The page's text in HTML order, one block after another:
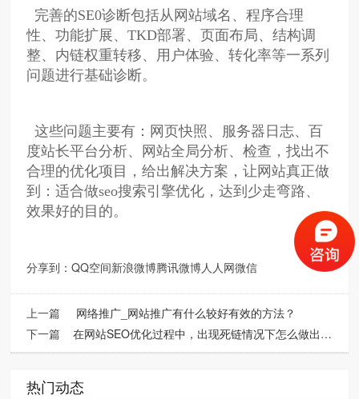
完善的SE0诊断包括从网站域名、程序合理
性、功能扩展、TKD部署、页面布局、结构调
整、内链权重转移、用户体验、转化率等一系列
问题进行基础诊断。
这些问题主要有：网页快照、服务器日志、百
度站长平台分析、网站全局分析、检查，找出不
合理的优化项目，给出解决方案，让网站真正做
到：适合做seo搜索引擎优化，达到少走弯路、
效果好的目的。
分享到：QQ空间新浪微博腾讯微博人人网微信
上一篇
网络推广_网站推广有什么较好有效的方法？
下一篇在网站SEO优化过程中，出现死链情况下怎么做出正确的处理方式呢？
热门动态